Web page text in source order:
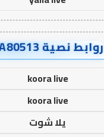
روابط نصية AA80513
koora live
koora live
يلا شوت